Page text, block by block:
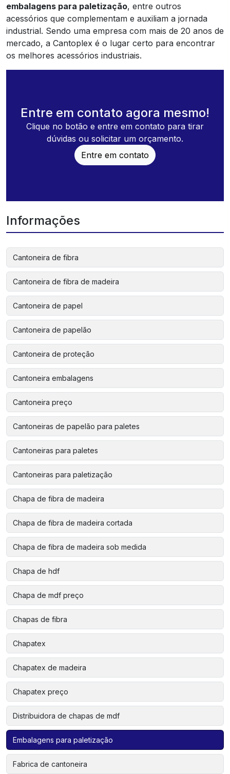
embalagens para paletização, entre outros
acessórios que complementam e auxiliam a jornada
industrial. Sendo uma empresa com mais de 20 anos de
mercado, a Cantoplex é o lugar certo para encontrar
os melhores acessórios industriais.
Entre em contato agora mesmo!
Clique no botão e entre em contato para tirar
dúvidas ou solicitar um orçamento.
Entre em contato
Informações
Cantoneira de fibra
Cantoneira de fibra de madeira
Cantoneira de papel
Cantoneira de papelão
Cantoneira de proteção
Cantoneira embalagens
Cantoneira preço
Cantoneiras de papelão para paletes
Cantoneiras para paletes
Cantoneiras para paletização
Chapa de fibra de madeira
Chapa de fibra de madeira cortada
Chapa de fibra de madeira sob medida
Chapa de hdf
Chapa de mdf preço
Chapas de fibra
Chapatex
Chapatex de madeira
Chapatex preço
Distribuidora de chapas de mdf
Embalagens para paletização
Fabrica de cantoneira